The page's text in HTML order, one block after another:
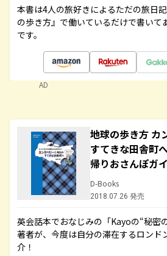
本書は4人の旅好きによるただの旅日
の歩き方』で働いているだけで書いて
です。
AD
地球の歩き方 カ
すてきな田舎町
帰りおさんぽガ
D-Books
2018.07.26 発売
英会話本でおなじみの「Kayoの“秘密
著者が、今度は自分の滞在するロンド
介！